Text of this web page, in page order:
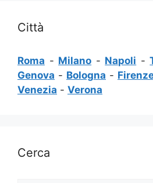
Città
Roma - Milano - Napoli -
Genova - Bologna -
Venezia - Verona
Cerca